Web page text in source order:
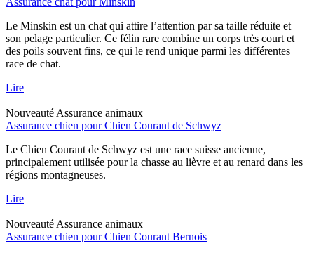
Le Minskin est un chat qui attire l’attention par sa taille réduite et
son pelage particulier. Ce félin rare combine un corps très court et
des poils souvent fins, ce qui le rend unique parmi les différentes
race de chat.
Lire
Nouveauté Assurance animaux
Assurance chien pour Chien Courant de Schwyz
Le Chien Courant de Schwyz est une race suisse ancienne,
principalement utilisée pour la chasse au lièvre et au renard dans les
régions montagneuses.
Lire
Nouveauté Assurance animaux
Assurance chien pour Chien Courant Bernois